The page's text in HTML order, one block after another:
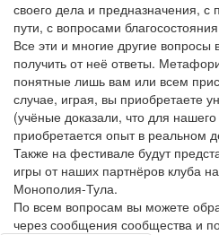
своего дела и предназначения,
пути, с вопросами
Все эти и многие другие вопросы
получить от неё ответы.
понятные лишь вам или всем
случае, играя, вы приобретаете
(учёные доказали, что для
приобретается опыт в реальном
Также на фестивале будут
игры от наших партнёров клуба
Монополия-Тула.
По всем вопросам вы можете
через сообщения сообщества и